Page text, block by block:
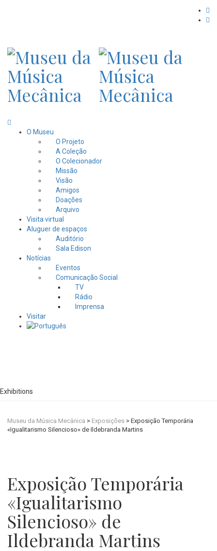
O Museu
O Projeto
A Coleção
O Colecionador
Missão
Visão
Amigos
Doações
Arquivo
Visita virtual
Aluguer de espaços
Auditório
Sala Edison
Notícias
Eventos
Comunicação Social
TV
Rádio
Imprensa
Visitar
Exhibitions
Museu da Música Mecânica > Exposições > Exposição Temporária
«Igualitarismo Silencioso» de Ildebranda Martins
Exposição Temporária
«Igualitarismo
Silencioso» de
Ildebranda Martins